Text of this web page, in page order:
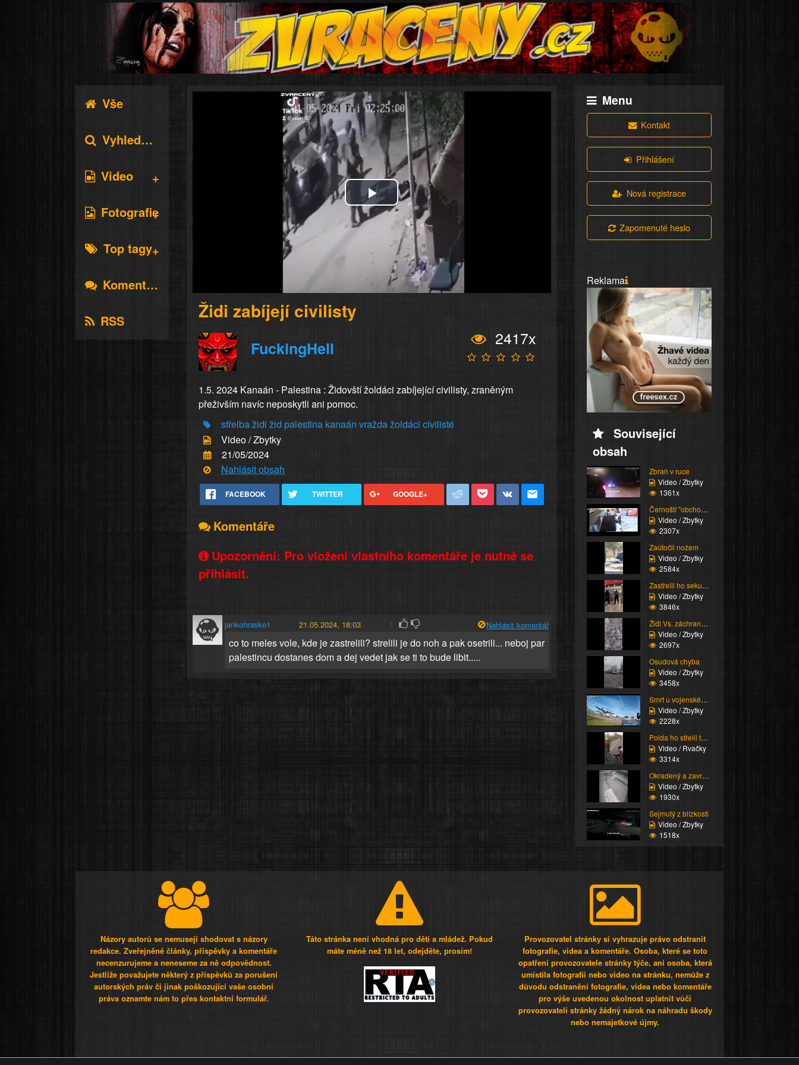
Vše
Vyhledávání
Video
Fotografie
Top tagy
Komentáře
RSS
Play
Video
Židi zabíjejí civilisty
FuckingHell
2417x
1.5. 2024 Kanaán - Palestina : Židovští žoldáci zabíjející civilisty, zraněným
přeživším navíc neposkytli ani pomoc.
střelbažidi žid palestina kanaán vraždažoldáci civilisté
Video / Zbytky
21/05/2024
Nahlásit obsah
FACEBOOK TWITTER GOOGLE+
Komentáře
Upozornění: Pro vložení vlastního komentáře je nutné se
přihlásit.
jankohrasko1 21.05.2024, 18:03 1 Nahlásit komentář
co to meles vole, kde je zastrelili? strelili je do noh a pak osetrili... neboj par
palestincu dostanes dom a dej vedet jak se ti to bude libit.....
Menu
Kontakt
Přihlášení
Nová registrace
Zapomenuté heslo
Reklama
Související
obsah
Zbraň v ruce
Video / Zbytky
1361x
Černoští "obchodníci"
Video / Zbytky
2307x
Zaútočil nožem
Video / Zbytky
2584x
Zastřelil ho sekuriťák
Video / Zbytky
3846x
Židi Vs. záchranáři (K...
Video / Zbytky
2697x
Osudová chyba
Video / Zbytky
3458x
Smrt u vojenského zaří...
Video / Zbytky
2228x
Polda ho střelil tak h...
Video / Rvačky
3314x
Okradený a zavražděný
Video / Zbytky
1930x
Sejmutý z blízkosti
Video / Zbytky
1518x
Názory autorů se nemusejí shodovat s názory
redakce. Zveřejněné články, příspěvky a komentáře
necenzurujeme a neneseme za ně odpovědnost.
Jestliže považujete některý z příspěvků za porušení
autorských práv či jinak poškozující vaše osobní
práva oznamte nám to přes kontaktní formulář.
Táto stránka není vhodná pro děti a mládež. Pokud
máte méně než 18 let, odejděte, prosím!
Provozovatel stránky si vyhrazuje právo odstranit
fotografie, videa a komentáře. Osoba, které se toto
opatření provozovatele stránky týče, ani osoba, která
umístila fotografii nebo video na stránku, nemůže z
důvodu odstranění fotografie, videa nebo komentáře
pro výše uvedenou okolnost uplatnit vůči
provozovateli stránky žádný nárok na náhradu škody
nebo nemajetkové újmy.